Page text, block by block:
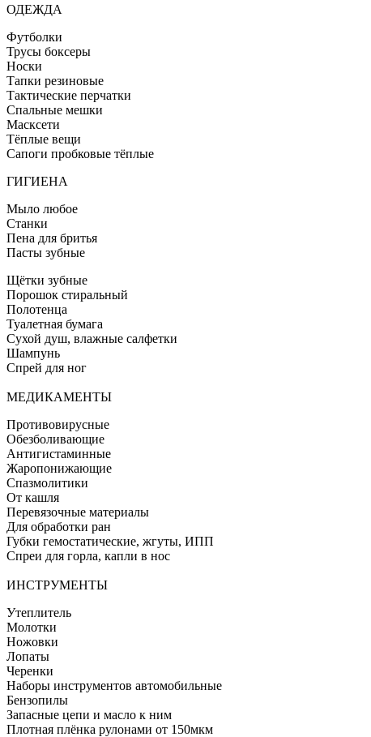
ОДЕЖДА
Футболки
Трусы боксеры
Носки
Тапки резиновые
Тактические перчатки
Спальные мешки
Масксети
Тёплые вещи
Сапоги пробковые тёплые
ГИГИЕНА
Мыло любое
Станки
Пена для бритья
Пасты зубные
Щётки зубные
Порошок стиральный
Полотенца
Туалетная бумага
Сухой душ, влажные салфетки
Шампунь
Спрей для ног
МЕДИКАМЕНТЫ
Противовирусные
Обезболивающие
Антигистаминные
Жаропонижающие
Спазмолитики
От кашля
Перевязочные материалы
Для обработки ран
Губки гемостатические, жгуты, ИПП
Спреи для горла, капли в нос
ИНСТРУМЕНТЫ
Утеплитель
Молотки
Ножовки
Лопаты
Черенки
Наборы инструментов автомобильные
Бензопилы
Запасные цепи и масло к ним
Плотная плёнка рулонами от 150мкм